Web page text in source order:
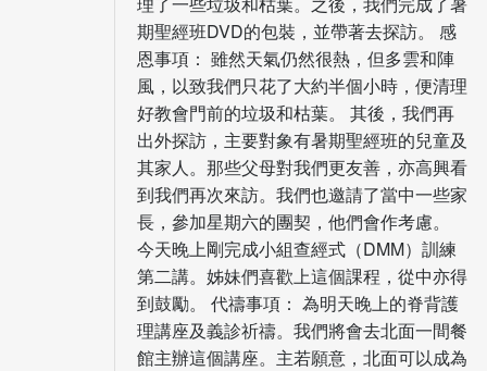
期聖經班DVD的包裝，並帶著去探訪。 感
恩事項： 雖然天氣仍然很熱，但多雲和陣
風，以致我們只花了大約半個小時，便清理
好教會門前的垃圾和枯葉。 其後，我們再
出外探訪，主要對象有暑期聖經班的兒童及
其家人。那些父母對我們更友善，亦高興看
到我們再次來訪。我們也邀請了當中一些家
長，參加星期六的團契，他們會作考慮。
今天晚上剛完成小組查經式（DMM）訓練
第二講。姊妹們喜歡上這個課程，從中亦得
到鼓勵。 代禱事項： 為明天晚上的脊背護
理講座及義診祈禱。我們將會去北面一間餐
館主辦這個講座。主若願意，北面可以成為